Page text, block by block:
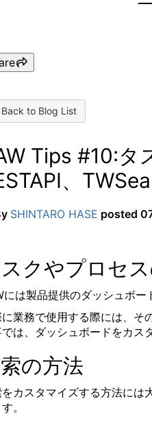
to Blog List
Tips #10:タ
、
SHINTARO HASE posted
クやプロセ
には製品提供のダッシュボー
業務で使用する際には、そ
は、ダッシュボードをカス
の方法
カスタマイズする方法には
。